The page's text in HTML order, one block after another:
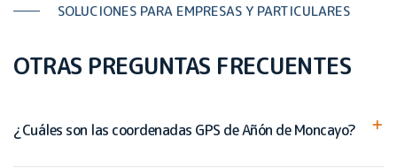
SOLUCIONES PARA EMPRESAS Y PARTICULARES
OTRAS PREGUNTAS FRECUENTES
¿Cuáles son las coordenadas GPS de Añón de Moncayo?